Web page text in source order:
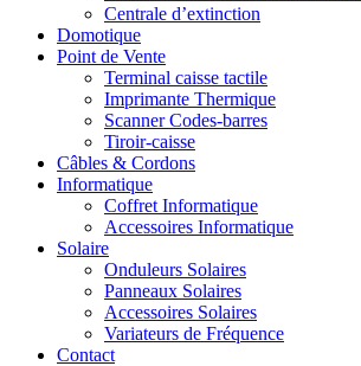
Centrale d’extinction
Domotique
Point de Vente
Terminal caisse tactile
Imprimante Thermique
Scanner Codes-barres
Tiroir-caisse
Câbles & Cordons
Informatique
Coffret Informatique
Accessoires Informatique
Solaire
Onduleurs Solaires
Panneaux Solaires
Accessoires Solaires
Variateurs de Fréquence
Contact